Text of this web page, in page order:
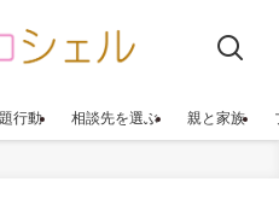
行動 相談先を選ぶ 親と家族